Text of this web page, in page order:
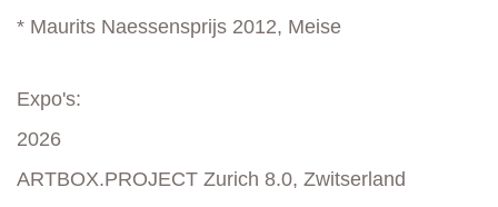
* Maurits Naessensprijs 2012, Meise
Expo's:
2026
ARTBOX.PROJECT Zurich 8.0, Zwitserland